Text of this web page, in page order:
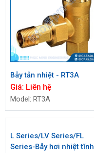
Bẫy tản nhiệt - RT3A
Giá: Liên hệ
Model: RT3A
L Series/LV Series/FL
Series-Bẫy hơi nhiệt tĩnh